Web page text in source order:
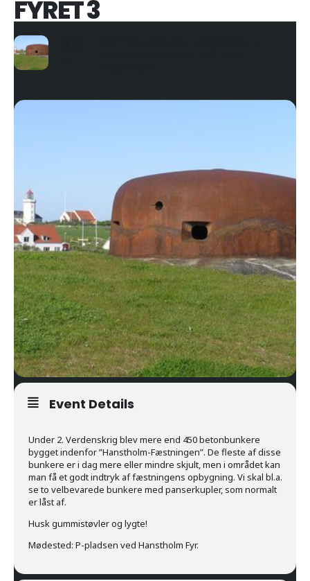
FYRET 3
Event Details
Under 2. Verdenskrig blev mere end 450 betonbunkere
bygget indenfor ”Hanstholm-Fæstningen”. De fleste af disse
bunkere er i dag mere eller mindre skjult, men i området kan
man få et godt indtryk af fæstningens opbygning. Vi skal bl.a.
se to velbevarede bunkere med panserkupler, som normalt
er låst af.
Husk gummistøvler og lygte!
Mødested: P-pladsen ved Hanstholm Fyr.